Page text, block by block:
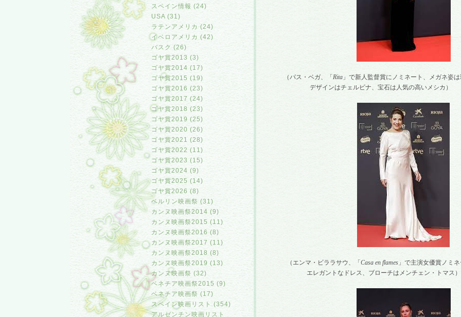
スペイン情報 (24)
USA (31)
ラテンアメリカ (24)
イベロアメリカ (42)
バスク (26)
ゴヤ賞2013 (3)
ゴヤ賞2014 (17)
ゴヤ賞2015 (19)
ゴヤ賞2016 (23)
ゴヤ賞2017 (24)
ゴヤ賞2018 (23)
ゴヤ賞2019 (25)
ゴヤ賞2020 (26)
ゴヤ賞2021 (28)
ゴヤ賞2022 (11)
ゴヤ賞2023 (15)
ゴヤ賞2024 (9)
ゴヤ賞2025 (14)
ゴヤ賞2026 (8)
ベルリン映画祭 (31)
カンヌ映画祭2014 (9)
カンヌ映画祭2015 (11)
カンヌ映画祭2016 (8)
カンヌ映画祭2017 (11)
カンヌ映画祭2018 (8)
カンヌ映画祭2019 (13)
カンヌ映画祭 (32)
ベネチア映画祭2015 (9)
ベネチア映画祭 (17)
スペイン映画リスト (354)
アルゼンチン映画リスト
（パス・ベガ、「 Rita」で新人監督賞にノミネート、メガネ姿
デザインはチェルビナ、宝石は人気の高いメシカ）
（エンマ・ビララサウ、「 Casa en flames」で主演女優賞ノミ
エレガントなドレス、ブローチはメンチェン・トマス）